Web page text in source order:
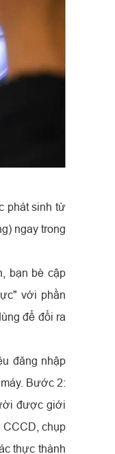
phát sinh từ
ngay trong
bạn bè cập
với phần
để đổi ra
đăng nhập
Bước 2:
được giới
CCCD, chụp
thực thành